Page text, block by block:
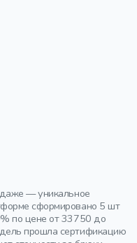
— уникальное
сформировано 5 шт
по цене от 33750 до
прошла сертификацию